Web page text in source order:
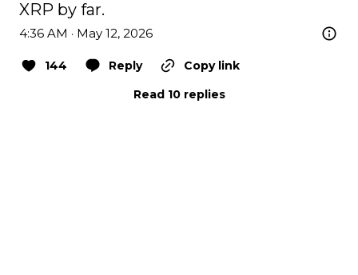
XRP by far.
4:36 AM · May 12, 2026
144 Reply
Copy link
Read 10 replies